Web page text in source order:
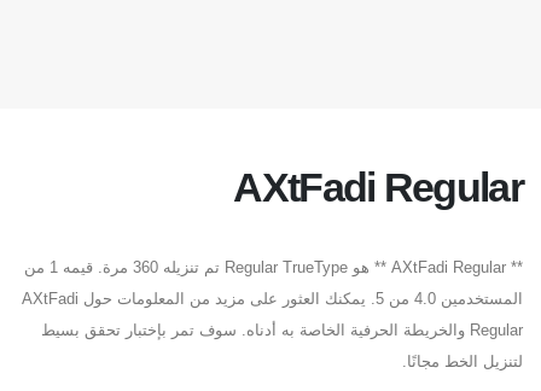
AXtFadi Regular
** AXtFadi Regular ** هو Regular TrueType تم تنزيله 360 مرة. قيمه 1 من
المستخدمين 4.0 من 5. يمكنك العثور على مزيد من المعلومات حول AXtFadi
Regular والخريطة الحرفية الخاصة به أدناه. سوف تمر بإختبار تحقق بسيط
لتنزيل الخط مجانًا.